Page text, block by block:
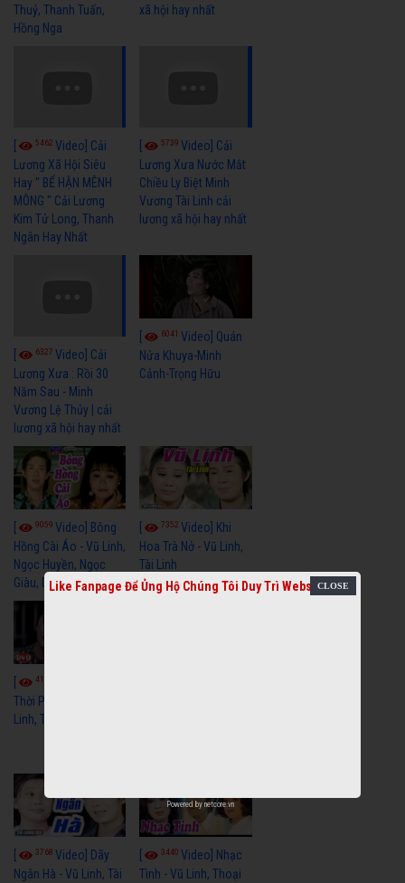
Thuỷ, Thanh Tuấn,
Hồng Nga
xã hội hay nhất
5462 Video] Cải
Lương Xã Hội Siêu
Hay " BỂ HẬN MÊNH
MÔNG " Cải Lương
Kim Tử Long, Thanh
Ngân Hay Nhất
5739Video] Cải
Lương Xưa Nước Mắt
Chiều Ly Biệt Minh
Vương Tài Linh cải
lương xã hội hay nhất
6327 Video] Cải
Lương Xưa : Rồi 30
Năm Sau - Minh
Vương Lệ Thủy | cải
lương xã hội hay nhất
6041Video] Quán
Nửa Khuya-Minh
Cảnh-Trọng Hữu
9059 Video] Bông
Hồng Cài Áo - Vũ Linh,
Ngọc Huyền, Ngọc
Giàu, Diệp Lang
7352Video] Khi
Hoa Trà Nở - Vũ Linh,
Tài Linh
4110
Thời Phóng Đãng - Vũ
Linh, Tài Linh, Chí Linh
3768 Video] Dãy
Ngân Hà - Vũ Linh, Tài
3440Video] Nhạc
Tình - Vũ Linh, Thoại
Like Fanpage Để Ủng Hộ Chúng Tôi Duy Trì Website
Powered by netcore.vn